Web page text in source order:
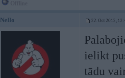
Nello 22. Oct 2012,
ielikt
tādu